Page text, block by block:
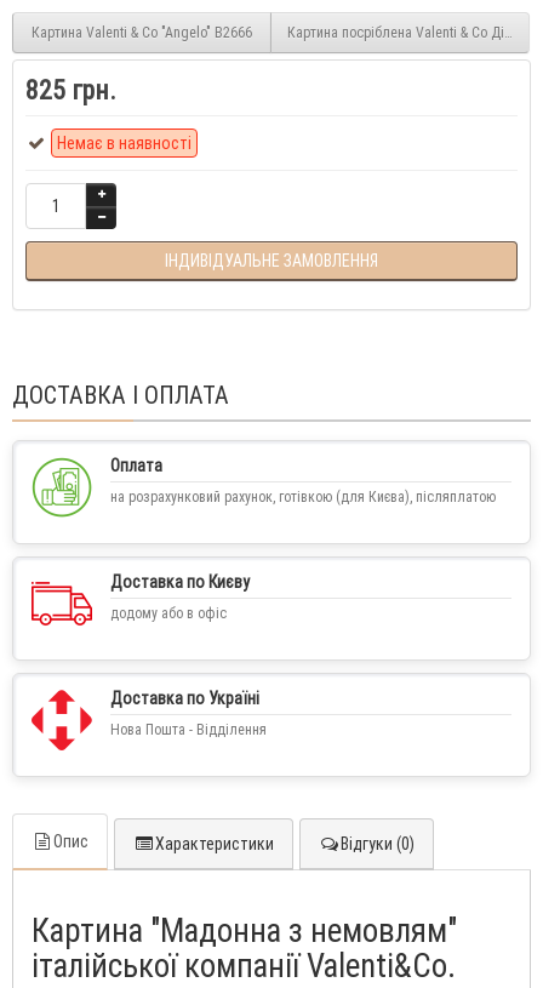
Картина Valenti & Co "Angelo" B2666 Картина посріблена Valentі & Co
825 грн.
Немає в наявності
ІНДИВІДУАЛЬНЕ ЗАМОВЛЕННЯ
ДОСТАВКА І ОПЛАТА
Оплата
на розрахунковий рахунок, готівкою (для Києва), післяплатою
Доставка по Києву
додому або в офіс
Доставка по Україні
Нова Пошта - Відділення
Опис Характеристики Відгуки (0)
Картина "Мадонна з немовлям"
італійської компанії Valenti&Co.